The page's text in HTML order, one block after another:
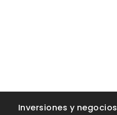
Inversiones y negocios